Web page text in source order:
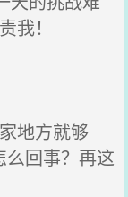
我！
地方就够
么回事？再这